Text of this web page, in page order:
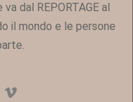
dal REPORTAGE al
il mondo e le persone